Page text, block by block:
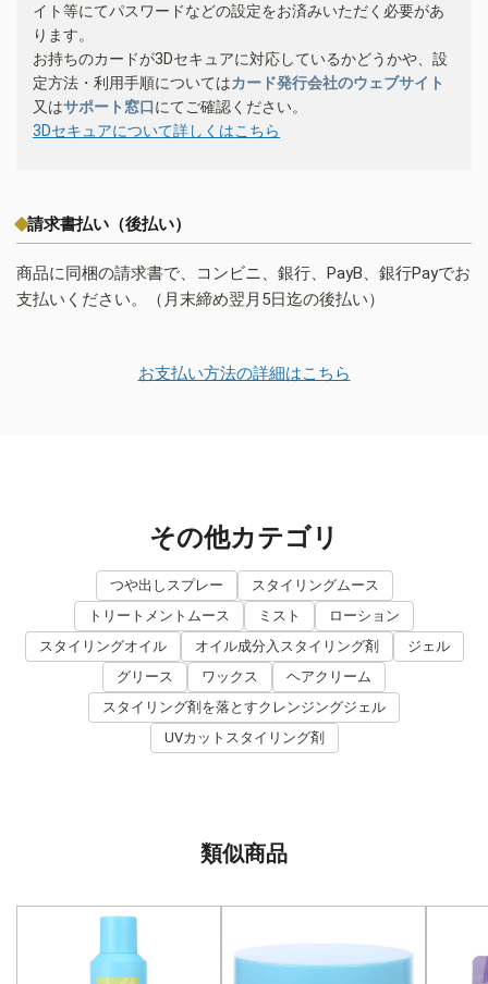
イト等にてパスワードなどの設定をお済みいただく必要があ
ります。
お持ちのカードが3Dセキュアに対応しているかどうかや、設
定方法・利用手順についてはカード発行会社のウェブサイト
又はサポート窓口にてご確認ください。
3Dセキュアについて詳しくはこちら
請求書払い（後払い）
商品に同梱の請求書で、コンビニ、銀行、PayB、銀行Payでお
支払いください。（月末締め翌月5日迄の後払い）
お支払い方法の詳細はこちら
その他カテゴリ
つや出しスプレー
スタイリングムース
トリートメントムース
ミスト
ローション
スタイリングオイル
オイル成分入スタイリング剤
ジェル
グリース
ワックス
ヘアクリーム
スタイリング剤を落とすクレンジングジェル
UVカットスタイリング剤
類似商品